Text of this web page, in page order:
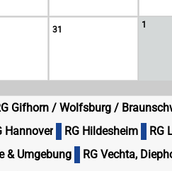
31 1
Gifhorn / Wolfsburg /
Hannover RG Hildesheim RG
& Umgebung
RG Vechta,